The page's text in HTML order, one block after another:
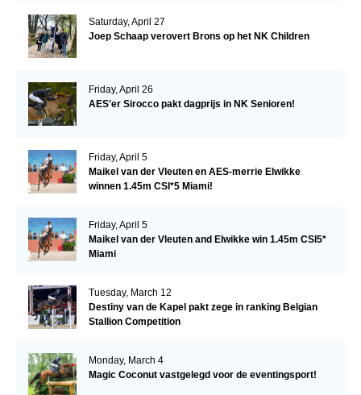
Saturday, April 27
Joep Schaap verovert Brons op het NK Children
Friday, April 26
AES'er Sirocco pakt dagprijs in NK Senioren!
Friday, April 5
Maikel van der Vleuten en AES-merrie Elwikke
winnen 1.45m CSI*5 Miami!
Friday, April 5
Maikel van der Vleuten and Elwikke win 1.45m CSI5*
Miami
Tuesday, March 12
Destiny van de Kapel pakt zege in ranking Belgian
Stallion Competition
Monday, March 4
Magic Coconut vastgelegd voor de eventingsport!